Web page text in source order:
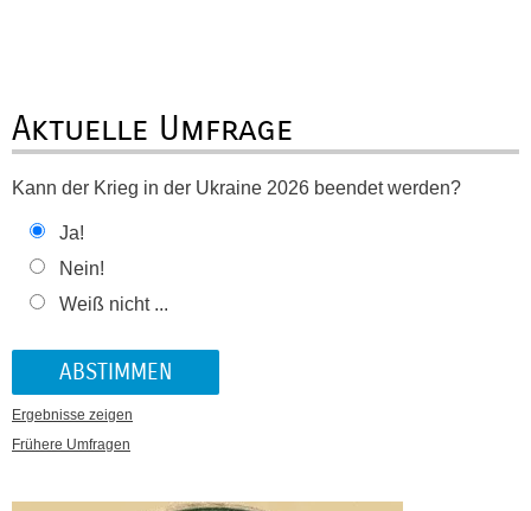
Aktuelle Umfrage
Kann der Krieg in der Ukraine 2026 beendet werden?
Ja!
Nein!
Weiß nicht ...
Ergebnisse zeigen
Frühere Umfragen